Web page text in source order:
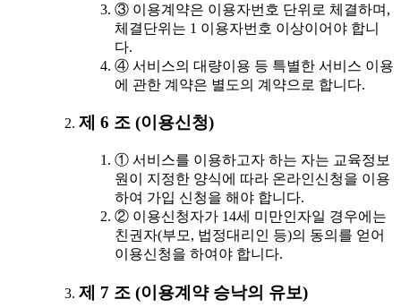
③ 이용계약은 이용자번호 단위로 체결하며,
체결단위는 1 이용자번호 이상이어야 합니
다.
④ 서비스의 대량이용 등 특별한 서비스 이용
에 관한 계약은 별도의 계약으로 합니다.
제 6 조 (이용신청)
① 서비스를 이용하고자 하는 자는 교육정보
원이 지정한 양식에 따라 온라인신청을 이용
하여 가입 신청을 해야 합니다.
② 이용신청자가 14세 미만인자일 경우에는
친권자(부모, 법정대리인 등)의 동의를 얻어
이용신청을 하여야 합니다.
제 7 조 (이용계약 승낙의 유보)